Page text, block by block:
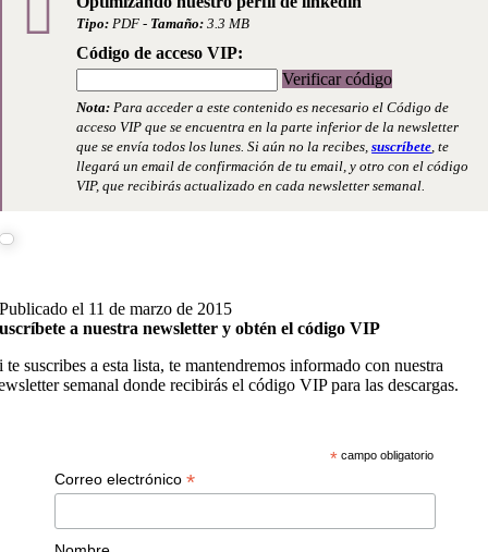
Tipo: PDF - Tamaño: 3.3 MB
Código de acceso VIP:
Verificar código
Nota: Para acceder a este contenido es necesario el Código de
acceso VIP que se encuentra en la parte inferior de la newsletter
que se envía todos los lunes. Si aún no la recibes,suscríbete, te
llegará un email de confirmación de tu email, y otro con el código
VIP, que recibirás actualizado en cada newsletter semanal.
Publicado el 11 de marzo de 2015
a nuestra newsletter y obtén el código VIP
te suscribes a esta lista, te mantendremos informado con nuestra
semanal donde recibirás el código VIP para las descargas.
*campo obligatorio
Correo electrónico *